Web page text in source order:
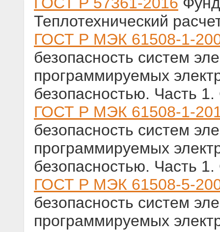
Теплотехнический
ГОСТ Р МЭК 61508-1-
безопасность систем
программируемых
безопасностью. Часть
ГОСТ Р МЭК 61508-1-
безопасность систем
программируемых
безопасностью. Часть
ГОСТ Р МЭК 61508-5-
безопасность систем
программируемых